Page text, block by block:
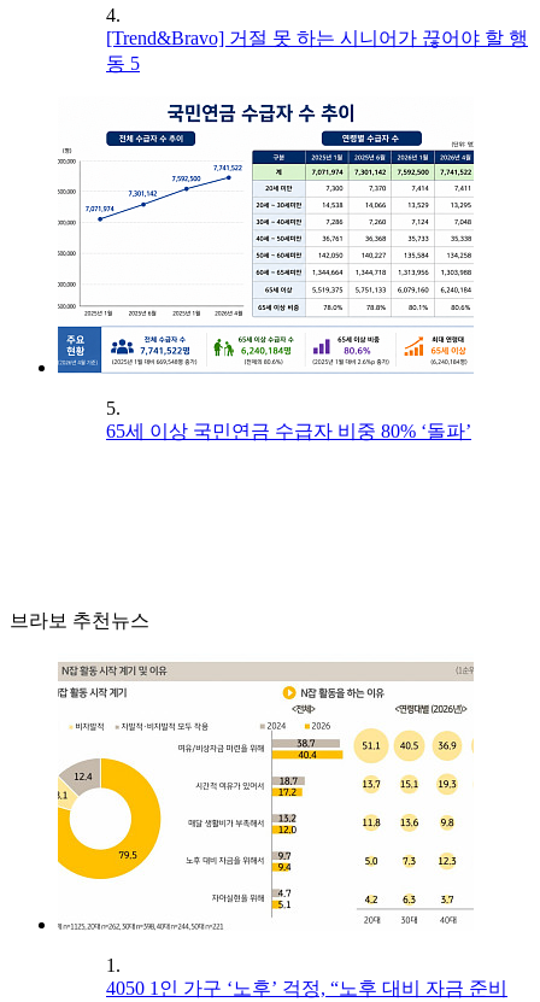
4.
[Trend&Bravo] 거절 못 하는 시니어가 끊어야 할 행
동 5
5.
65세 이상 국민연금 수급자 비중 80% ‘돌파’
브라보 추천뉴스
1.
4050 1인 가구 ‘노후’ 걱정, “노후 대비 자금 준비